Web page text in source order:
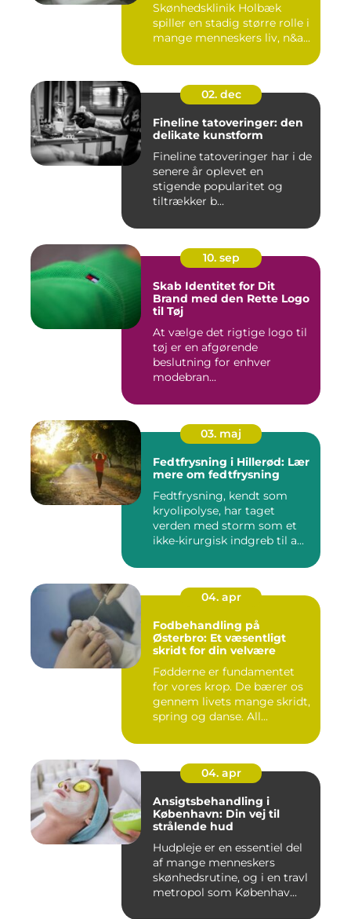
Skønhedsklinik Holbæk
spiller en stadig større rolle i
mange menneskers liv, n&a...
02. dec
Fineline tatoveringer: den
delikate kunstform
Fineline tatoveringer har i de
senere år oplevet en
stigende popularitet og
tiltrækker b...
10. sep
Skab Identitet for Dit
Brand med den Rette Logo
til Tøj
At vælge det rigtige logo til
tøj er en afgørende
beslutning for enhver
modebran...
03. maj
Fedtfrysning i Hillerød: Lær
mere om fedtfrysning
Fedtfrysning, kendt som
kryolipolyse, har taget
verden med storm som et
ikke-kirurgisk indgreb til a...
04. apr
Fodbehandling på
Østerbro: Et væsentligt
skridt for din velvære
Fødderne er fundamentet
for vores krop. De bærer os
gennem livets mange skridt,
spring og danse. All...
04. apr
Ansigtsbehandling i
København: Din vej til
strålende hud
Hudpleje er en essentiel del
af mange menneskers
skønhedsrutine, og i en travl
metropol som Københav...